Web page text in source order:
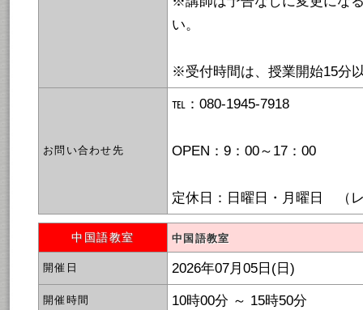
い。
※受付時間は、授業開始15分
お問い合わせ先
℡：080-1945-7918
OPEN：9：00～17：00
定休日：日曜日・月曜日 （
中国語教室 中国語教室
開催日 2026年07月05日(日)
開催時間 10時00分 ～ 15時50分